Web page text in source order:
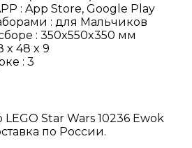
: App Store, Google Play
: для Мальчиков
: 350x550x350 мм
x 48 x 9
: 3
Star Wars 10236 Ewok
по России.